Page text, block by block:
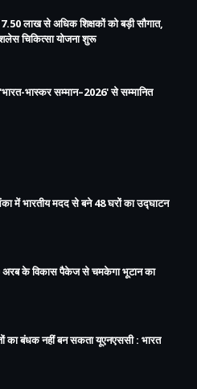
7.50 लाख से अधिक शिक्षकों को बड़ी सौगात,
चिकित्सा योजना शुरू
'भारत-भास्कर सम्मान–2026' से सम्मानित
में भारतीय मदद से बने 48 घरों का उद्घाटन
अरब के विकास पैकेज से चमकेगा भूटान का
का बंधक नहीं बन सकता यूएनएससी : भारत